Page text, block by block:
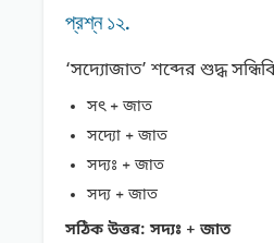
প্রশ্ন ১২.
‘সদ্যোজাত’ শব্দের শুদ্ধ
সৎ + জাত
সদ্যো + জাত
সদ্যঃ + জাত
সদ্য + জাত
সঠিক উত্তর: সদ্যঃ + জাত